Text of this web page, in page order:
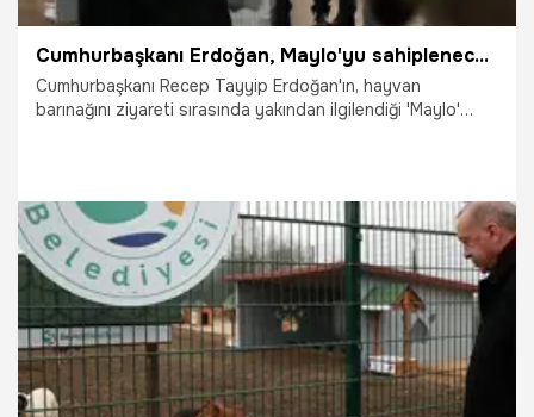
Cumhurbaşkanı Erdoğan, Maylo'yu sahiplenecek!
Cumhurbaşkanı Recep Tayyip Erdoğan'ın, hayvan
barınağını ziyareti sırasında yakından ilgilendiği 'Maylo'
8.01.2022 Siyaset